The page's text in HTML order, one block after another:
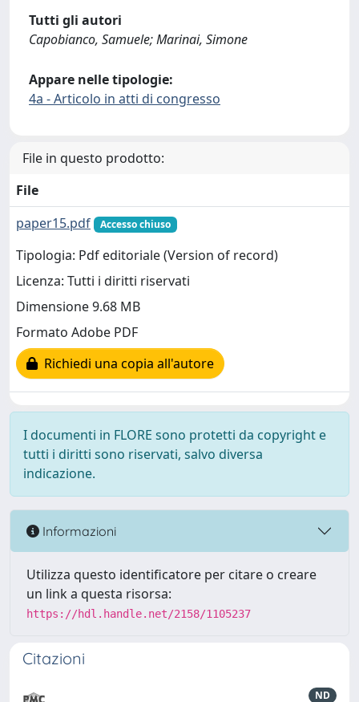
Tutti gli autori
Capobianco, Samuele; Marinai, Simone
Appare nelle tipologie:
4a - Articolo in atti di congresso
File in questo prodotto:
File
paper15.pdf
Accesso chiuso
Tipologia: Pdf editoriale (Version of record)
Licenza: Tutti i diritti riservati
Dimensione 9.68 MB
Formato Adobe PDF
Richiedi una copia all'autore
I documenti in FLORE sono protetti da copyright e
tutti i diritti sono riservati, salvo diversa
indicazione.
Informazioni
Utilizza questo identificatore per citare o creare
un link a questa risorsa:
https://hdl.handle.net/2158/1105237
Citazioni
ND